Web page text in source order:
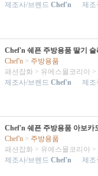
제조사/브렌드 Chef'n 제조
Chef'n 쉐픈 주방용품 딸기
Chef'n > 주방용품
패션잡화 > 유에스몰코리아 >
제조사/브렌드 Chef'n 제조
Chef'n 쉐픈 주방용품 아보카
Chef'n > 주방용품
패션잡화 > 유에스몰코리아 >
제조사/브렌드 Chef'n 제조